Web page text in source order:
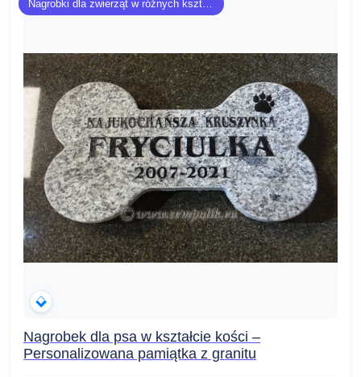
Nagrobki dla zwierząt w różnych kształtach
Nagrobek dla psa w kształcie kości –
Personalizowana pamiątka z granitu